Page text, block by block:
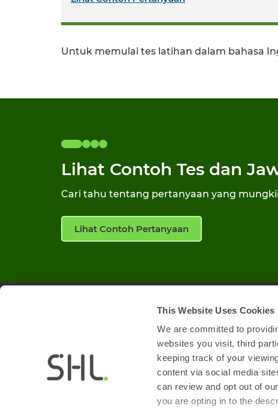
This Website Uses Cookies
We are committed to
websites you visit, third
keeping track of your
content via social media
can review and opt out of
you are opting in to the
Untuk memulai tes latihan dalam bahasa
Lihat Contoh Tes dan
Cari tahu tentang pertanyaan yang
Lihat Contoh Pertanyaan
Contoh